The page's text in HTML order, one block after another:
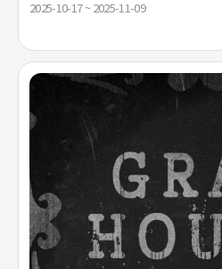
2025-10-17 ~ 2025-11-09